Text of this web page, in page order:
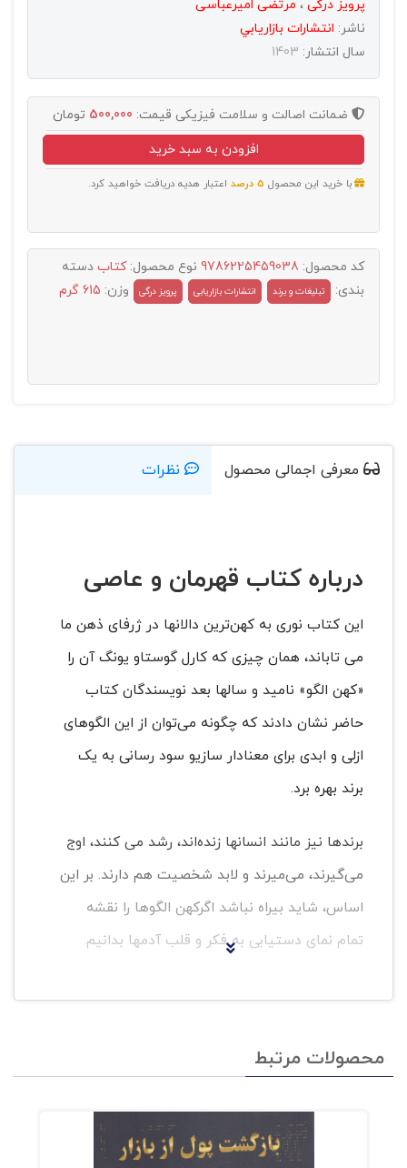
پرویز درگی ، مرتضی امیرعباسی
ناشر: انتشارات بازاريابي
سال انتشار: 1403
ضمانت اصالت و سلامت فیزیکی قیمت: 500,000 تومان
افزودن به سبد خرید
با خرید این محصول 5 درصد اعتبار هدیه دریافت خواهید کرد.
کد محصول: 9786225459038 نوع محصول:کتاب دسته
بندی:
تبليغات و برند انتشارات بازاریابی پرویز درگی وزن: 615 گرم
معرفی اجمالی محصول نظرات
درباره کتاب قهرمان و عاصی
این کتاب نوری به کهن‌ترین دالانها در ژرفای ذهن ما
می تاباند، همان چیزی که کارل گوستاو یونگ آن را
«کهن الگو» نامید و سالها بعد نویسندگان کتاب
حاضر نشان دادند که چگونه می‌توان از این الگوهای
ازلی و ابدی برای معنادار سازیو سود رسانی به یک
برند بهره برد.
برندها نیز مانند انسانها زنده‌اند، رشد می کنند، اوج
می‌گیرند، می‌میرند و لابد شخصیت هم دارند. بر این
اساس، شاید بیراه نباشد اگرکهن الگوها را نقشه
تمام نمای دستیابی به فکر و قلب آدمها بدانیم.
فهرست کتاب قهرمان و عاصی
بخش اول : داراییهای اساسی - سازوکاری برای
مدیریت معنا
محصولات مرتبط